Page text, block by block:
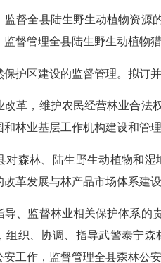
监督全县陆生野生动植物资
监督管理全县陆生野生动植物
保护区建设的监督管理。拟订
改革，维护农民经营林业合
林业基层工作机构建设和管理
对森林、陆生野生动植物和
革发展与林产品市场体系建设
导、监督林业相关保护体系
组织、协调、指导武警泰宁
工作，监督管理全县森林公